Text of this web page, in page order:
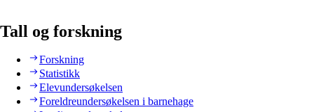
Tall og forskning
Forskning
Statistikk
Elevundersøkelsen
Foreldreundersøkelsen i barnehage